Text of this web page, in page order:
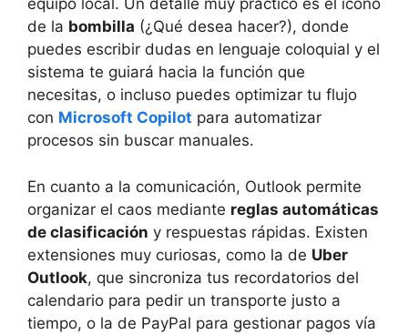
equipo local. Un detalle muy práctico es el icono
de la bombilla (¿Qué desea hacer?), donde
puedes escribir dudas en lenguaje coloquial y el
sistema te guiará hacia la función que
necesitas, o incluso puedes optimizar tu flujo
con Microsoft Copilot para automatizar
procesos sin buscar manuales.
En cuanto a la comunicación, Outlook permite
organizar el caos mediante reglas automáticas
de clasificación y respuestas rápidas. Existen
extensiones muy curiosas, como la de Uber
Outlook, que sincroniza tus recordatorios del
calendario para pedir un transporte justo a
tiempo, o la de PayPal para gestionar pagos vía